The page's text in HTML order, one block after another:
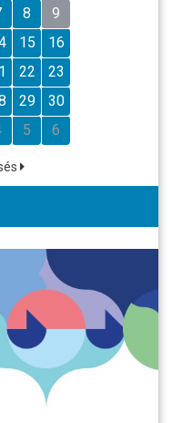
8
9
15
16
22
23
29
30
5 6